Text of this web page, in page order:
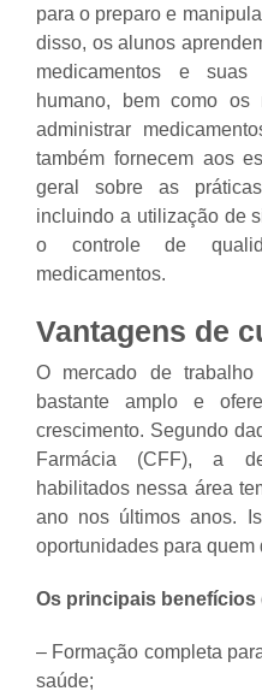
para o preparo e
disso, os alunos
medicamentos e
humano, bem como os
administrar
também fornecem aos
geral sobre as práticas
incluindo a utilização de
o controle de
medicamentos.
Vantagens de
O mercado de
bastante amplo e
crescimento. Segundo
Farmácia (CFF), a
habilitados nessa área
ano nos últimos anos.
oportunidades para quem
Os principais benefícios
– Formação completa
saúde;